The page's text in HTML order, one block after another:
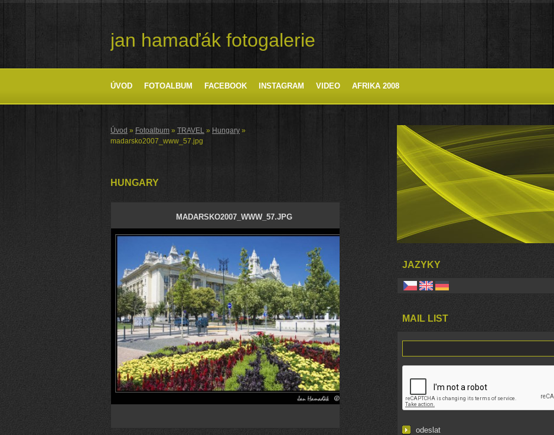
jan hamaďák fotogalerie
ÚVOD FOTOALBUM FACEBOOK INSTAGRAM VIDEO AFRIKA 2008
Úvod » Fotoalbum » TRAVEL » Hungary »
madarsko2007_www_57.jpg
HUNGARY
MADARSKO2007_WWW_57.JPG
JAZYKY
MAIL LIST